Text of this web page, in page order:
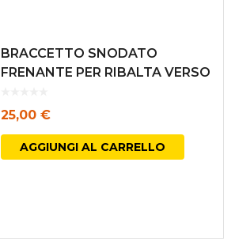
BRACCETTO SNODATO
FRENANTE PER RIBALTA VERSO
25,00 €
AGGIUNGI AL CARRELLO